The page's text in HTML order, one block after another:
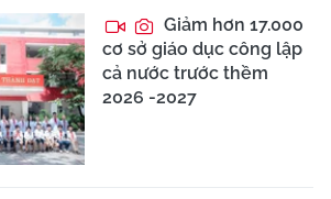
Giảm hơn 17.000
cơ sở giáo dục công lập
cả nước trước thềm
2026 -2027